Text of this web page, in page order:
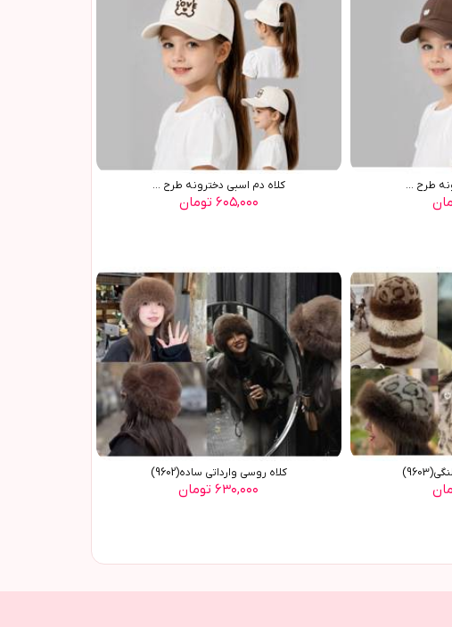
طرح ... کلاه دم اسبی دخترونه طرح ...
۶۰۵,۰۰۰ تومان
کلاه روسي وارداتي ساده(9602)
۶۳۰,۰۰۰ تومان